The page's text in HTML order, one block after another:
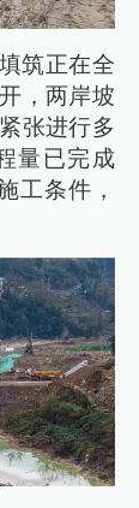
筑正在全
，两岸坡
张进行多
量已完成
工条件，